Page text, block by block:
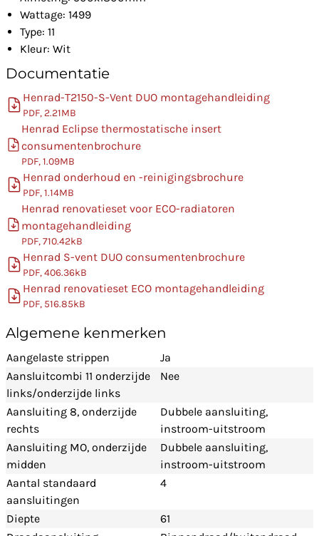
Wattage: 1499
Type: 11
Kleur: Wit
Documentatie
Henrad-T2150-S-Vent DUO montagehandleiding
PDF, 2.21MB
Henrad Eclipse thermostatische insert
consumentenbrochure
PDF, 1.09MB
Henrad onderhoud en -reinigingsbrochure
PDF, 1.14MB
Henrad renovatieset voor ECO-radiatoren
montagehandleiding
PDF, 710.42kB
Henrad S-vent DUO consumentenbrochure
PDF, 406.36kB
Henrad renovatieset ECO montagehandleiding
PDF, 516.85kB
Algemene kenmerken
Aangelaste strippen
Ja
Aansluitcombi 11 onderzijde
links/onderzijde links
Nee
Aansluiting 8, onderzijde
rechts
Dubbele aansluiting,
instroom-uitstroom
Aansluiting MO, onderzijde
midden
Dubbele aansluiting,
instroom-uitstroom
Aantal standaard
aansluitingen
4
Diepte
61